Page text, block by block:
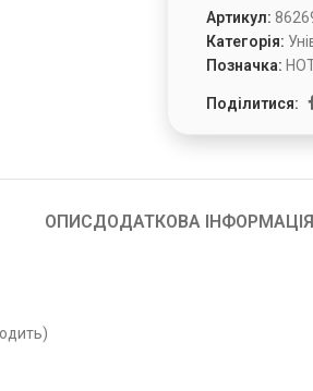
Артикул:
Категорія:
Позначка:
Поділитися:
ОПИСДОДАТКОВА ІНФОРМАЦІЯ